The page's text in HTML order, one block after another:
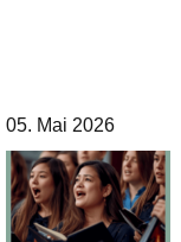
05. Mai 2026